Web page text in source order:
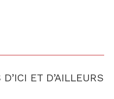
ET D’AILLEURS